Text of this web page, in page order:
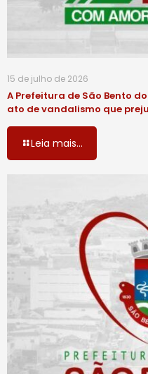
15 de julho de 2026
A Prefeitura de São Bento
ato de vandalismo que
Leia mais...